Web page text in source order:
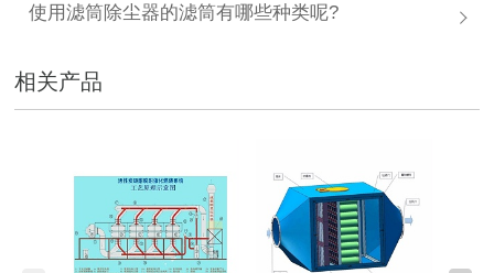
使用滤筒除尘器的滤筒有哪些种类呢?
相关产品